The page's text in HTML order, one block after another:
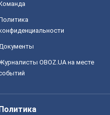
OBOZ.UA на месте
Политика